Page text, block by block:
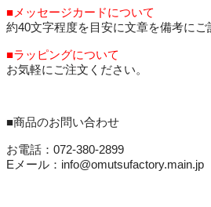
■メッセージカードについて
約40文字程度を目安に文章を備考にご
■ラッピングについて
お気軽にご注文ください。
■商品のお問い合わせ
お電話：072-380-2899
Eメール：info@omutsufactory.main.jp